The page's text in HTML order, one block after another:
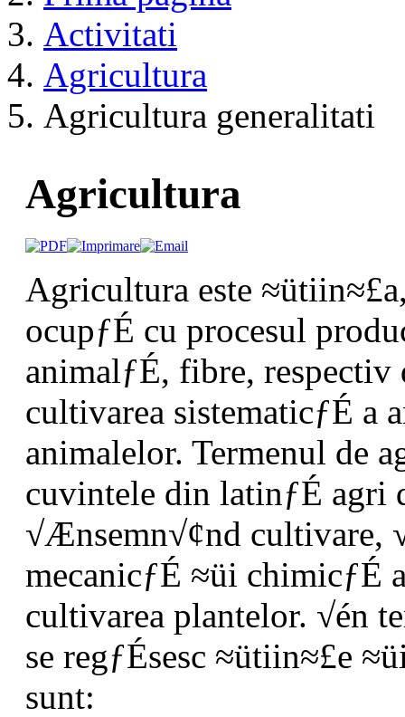
Activitati
Agricultura
Agricultura generalitati
Agricultura
Agricultura este
ocupƒÉ cu procesul
animalƒÉ, fibre,
cultivarea sistematicƒÉ a
animalelor. Termenul de
cuvintele din latinƒÉ agri
√Ænsemn√¢nd cultivare,
mecanicƒÉ ≈üi chimicƒÉ
cultivarea plantelor. √én
se regƒÉsesc ≈ütiin≈£e
sunt: